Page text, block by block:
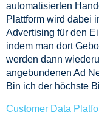
automatisierten
Plattform wird dabei
Advertising für den
indem man dort
werden dann
angebundenen Ad
Bin ich der höchste
Customer Data